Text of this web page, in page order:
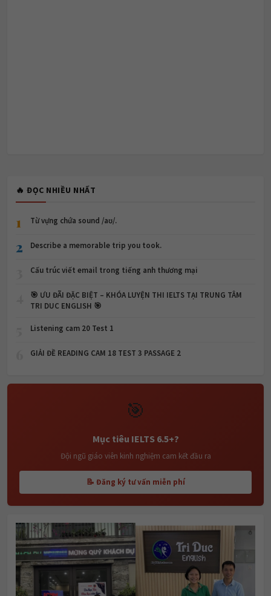
🔥 ĐỌC NHIỀU NHẤT
1 Từ vựng chứa sound /aʊ/.
2 Describe a memorable trip you took.
Cấu trúc viết email trong tiếng anh thương mại
🎯 ƯU ĐÃI ĐẶC BIỆT – KHÓA LUYỆN THI IELTS TẠI TRUNG TÂM
TRI DUC ENGLISH 🎯
Listening cam 20 Test 1
GIẢI ĐỀ READING CAM 18 TEST 3 PASSAGE 2
🎯
Mục tiêu IELTS 6.5+?
Đội ngũ giáo viên kinh nghiệm cam kết đầu ra
📝 Đăng ký tư vấn miễn phí